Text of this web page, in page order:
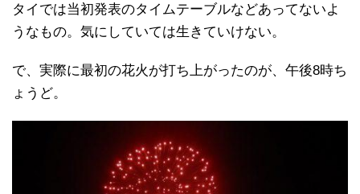
タイでは当初発表のタイムテーブルなどあってないよ
うなもの。気にしていては生きていけない。
で、実際に最初の花火が打ち上がったのが、午後8時ち
ょうど。